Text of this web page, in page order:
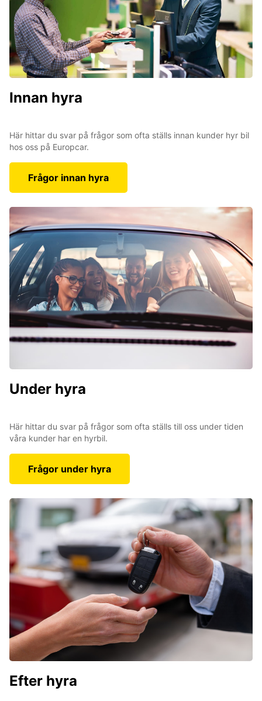
Innan hyra
Här hittar du svar på frågor som ofta ställs innan kunder hyr bil
hos oss på Europcar.
Frågor innan hyra
Under hyra
Här hittar du svar på frågor som ofta ställs till oss under tiden
våra kunder har en hyrbil.
Frågor under hyra
Efter hyra